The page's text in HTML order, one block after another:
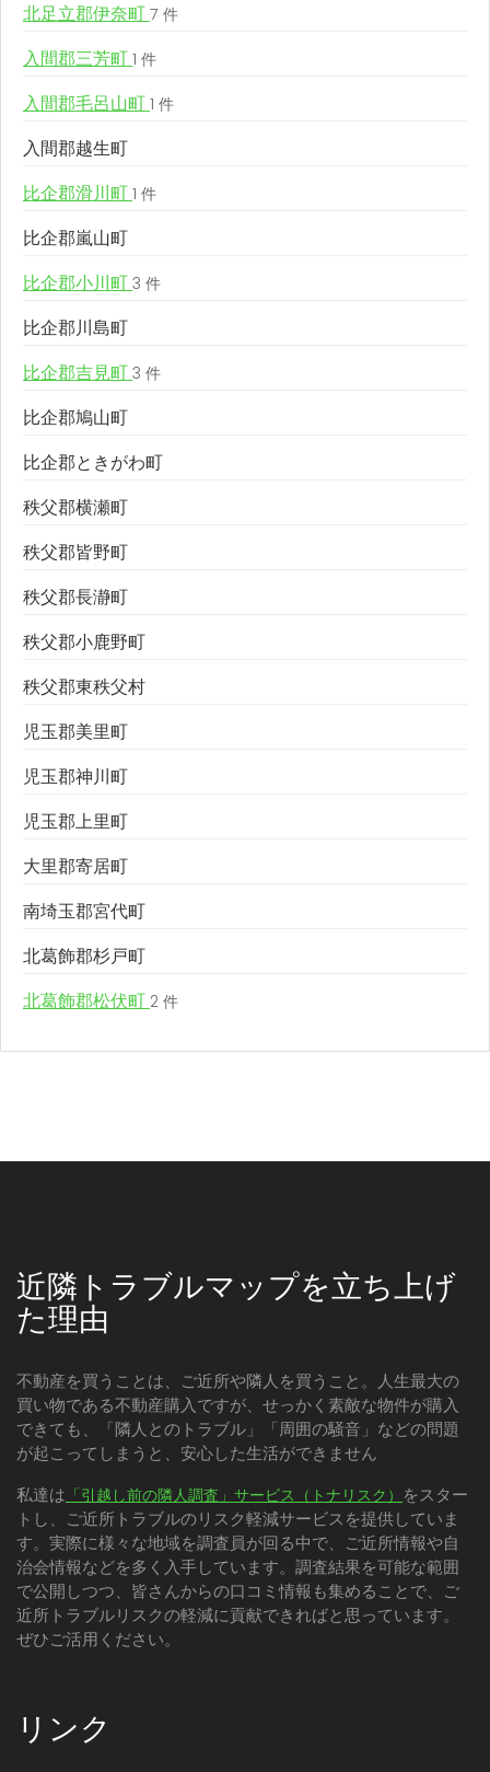
北足立郡伊奈町 7 件
入間郡三芳町 1 件
入間郡毛呂山町 1 件
入間郡越生町
比企郡滑川町 1 件
比企郡嵐山町
比企郡小川町 3 件
比企郡川島町
比企郡吉見町 3 件
比企郡鳩山町
比企郡ときがわ町
秩父郡横瀬町
秩父郡皆野町
秩父郡長瀞町
秩父郡小鹿野町
秩父郡東秩父村
児玉郡美里町
児玉郡神川町
児玉郡上里町
大里郡寄居町
南埼玉郡宮代町
北葛飾郡杉戸町
北葛飾郡松伏町 2 件
近隣トラブルマップを立ち上げ
た理由
不動産を買うことは、ご近所や隣人を買うこと。人生最大の
買い物である不動産購入ですが、せっかく素敵な物件が購入
できても、「隣人とのトラブル」「周囲の騒音」などの問題
が起こってしまうと、安心した生活ができません
私達は 「引越し前の隣人調査」サービス（トナリスク） をスター
トし、ご近所トラブルのリスク軽減サービスを提供していま
す。実際に様々な地域を調査員が回る中で、ご近所情報や自
治会情報などを多く入手しています。調査結果を可能な範囲
で公開しつつ、皆さんからの口コミ情報も集めることで、ご
近所トラブルリスクの軽減に貢献できればと思っています。
ぜひご活用ください。
リンク